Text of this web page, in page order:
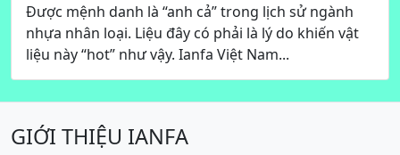
Được mệnh danh là “anh cả” trong lịch sử ngành
nhựa nhân loại. Liệu đây có phải là lý do khiến vật
liệu này “hot” như vậy. Ianfa Việt Nam...
GIỚI THIỆU IANFA